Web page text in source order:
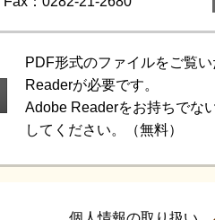
PDF形式のファイルをご覧
Readerが必要です。
Adobe Readerをお持ちでな
してください。（無料）